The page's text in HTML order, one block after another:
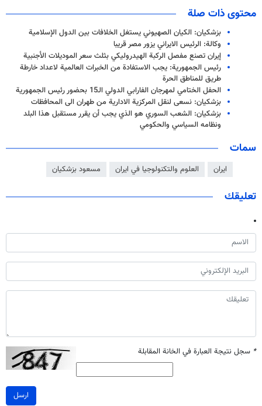
محتوى ذات صلة
بزشكيان: الكيان الصهيوني يستغل الخلافات بين الدول الإسلامية
وكالة: الرئيس الايراني يزور مصر قريبا
إيران تصنع مفصل الركبة الهيدروليكي بثلث سعر الموديلات الأجنبية
رئيس الجمهورية: يجب الاستفادة من الخبرات العالمية لاعداد خارطة
طريق للمناطق الحرة
الحفل الختامي لمهرجان الفارابي الدولي الـ15 بحضور رئيس الجمهوریة
بزشكيان: نسعى لنقل المركزية الادارية من طهران الى المحافظات
بزشكيان: الشعب السوري هو الذي يجب أن يقرر مستقبل هذا البلد
ونظامه السياسي والحكومي
سمات
ايران العلوم والتكنولوجيا في ايران مسعود بزشكيان
تعليقك
* سجل نتيجة العبارة في الخانة المقابلة
ارسل